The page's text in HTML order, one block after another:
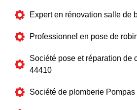
Expert en rénovation salle de
Professionnel en pose de
Société pose et réparation de
44410
Société de plomberie Pompas